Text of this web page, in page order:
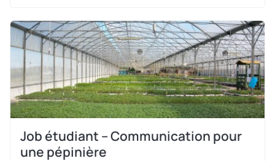
Job étudiant – Communication pour
une pépinière